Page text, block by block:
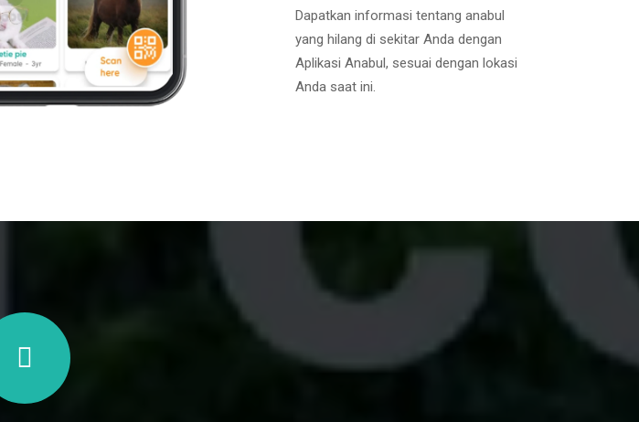
Dapatkan informasi tentang anabul
yang hilang di sekitar Anda dengan
Aplikasi Anabul, sesuai dengan lokasi
Anda saat ini.